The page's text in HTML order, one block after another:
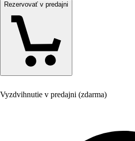
Rezervovať v predajni
Vyzdvihnutie v predajni (zdarma)